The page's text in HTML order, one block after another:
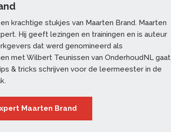
krachtige stukjes van Maarten Brand. Maarten
Hij geeft lezingen en trainingen en is auteur
dat werd genomineerd als
met Wilbert Teunissen van OnderhoudNL gaat
& tricks schrijven voor de leermeester in de
Maarten Brand